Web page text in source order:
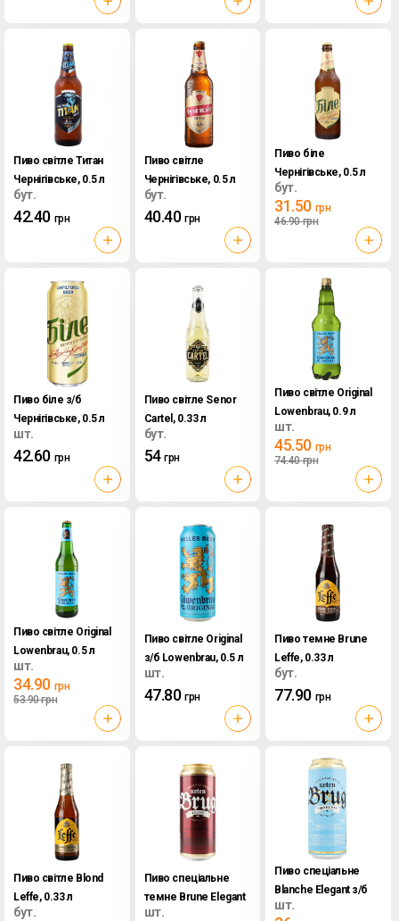
Пиво світле Титан
Чернігівське, 0.5 л
бут.
42.40 грн
Пиво світле
Чернігівське, 0.5 л
бут.
40.40 грн
Пиво біле
Чернігівське, 0.5 л
бут.
31.50 грн
46.90грн
Пиво біле з/б
Чернігівське, 0.5 л
шт.
42.60 грн
Пиво світле Senor
Cartel, 0.33 л
бут.
54 грн
Пиво світле Original
Lowenbrau, 0.9 л
шт.
45.50 грн
74.40грн
Пиво світле Original
Lowenbrau, 0.5 л
шт.
34.90 грн
53.90грн
Пиво світле Original
з/б Lowenbrau, 0.5 л
шт.
47.80 грн
Пиво темне Brune
Leffe, 0.33 л
бут.
77.90 грн
Пиво світле Blond
Leffe, 0.33 л
бут.
Пиво спеціальне
темне Brune Elegant
з/б Keten Brug, 0.5 л
шт.
Пиво спеціальне
Blanche Elegant з/б
Keten Brug, 0.5 л
шт.